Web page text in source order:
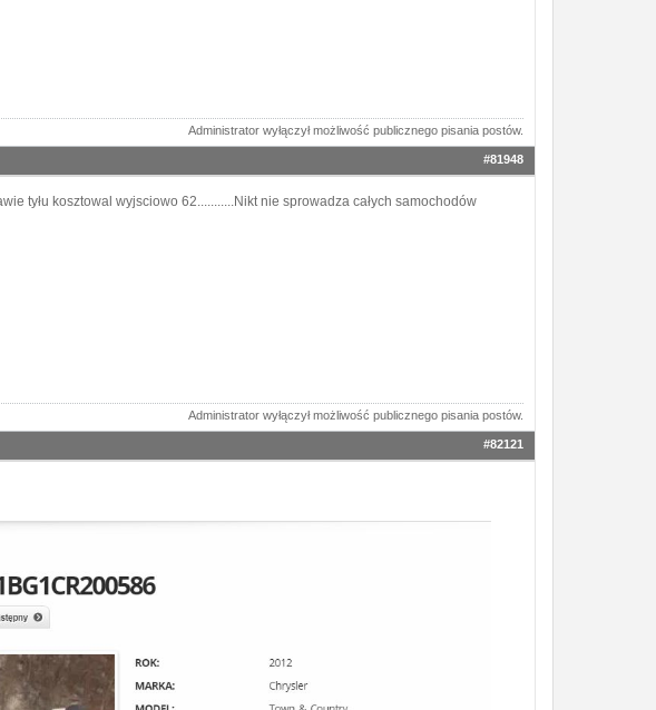
Administrator wyłączył możliwość publicznego pisania postów.
#81948
tyłu kosztowal wyjsciowo 62...........Nikt nie sprowadza całych samochodów
Administrator wyłączył możliwość publicznego pisania postów.
#82121